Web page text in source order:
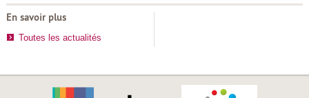
En savoir plus
Toutes les actualités